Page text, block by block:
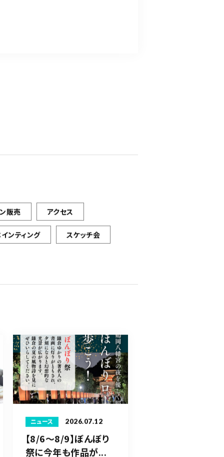
販売 アクセス
ンティング スケッチ会
ニュース 2026.07.12
【8/6〜8/9】ぼんぼり
祭に今年も作品が...